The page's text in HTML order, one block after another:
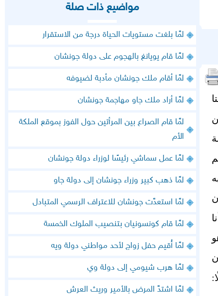
مواضيع ذات صلة
لمَّا بلغت مستويات الحياة درجة من الاستقرار
لمَّا قام يويانغ بالهجوم على دولة جونشان
لمَّا أقام ملك جونشان مأدبة لضيوفه
لمَّا أراد ملك جاو مهاجمة جونشان
لمَّا قام الصراع بين المرأتين حول الفوز بموقع الملكة
الأم
لمَّا عمل سماشي رئيسًا لوزراء دولة جونشان
لمَّا ذهب كبير وزراء جونشان إلى دولة جاو
لمَّا استعدَّت جونشان للاعتراف الرسمي المتبادل
لمَّا قام كونسونيان بتنصيب الملوك الخمسة
لمَّا أُقيم حفل زواج لأحد مواطني دولة ويه
لمَّا هرب شيومي إلى دولة وي
لمَّا اشتدَّ المرض بالأمير وريث العرش